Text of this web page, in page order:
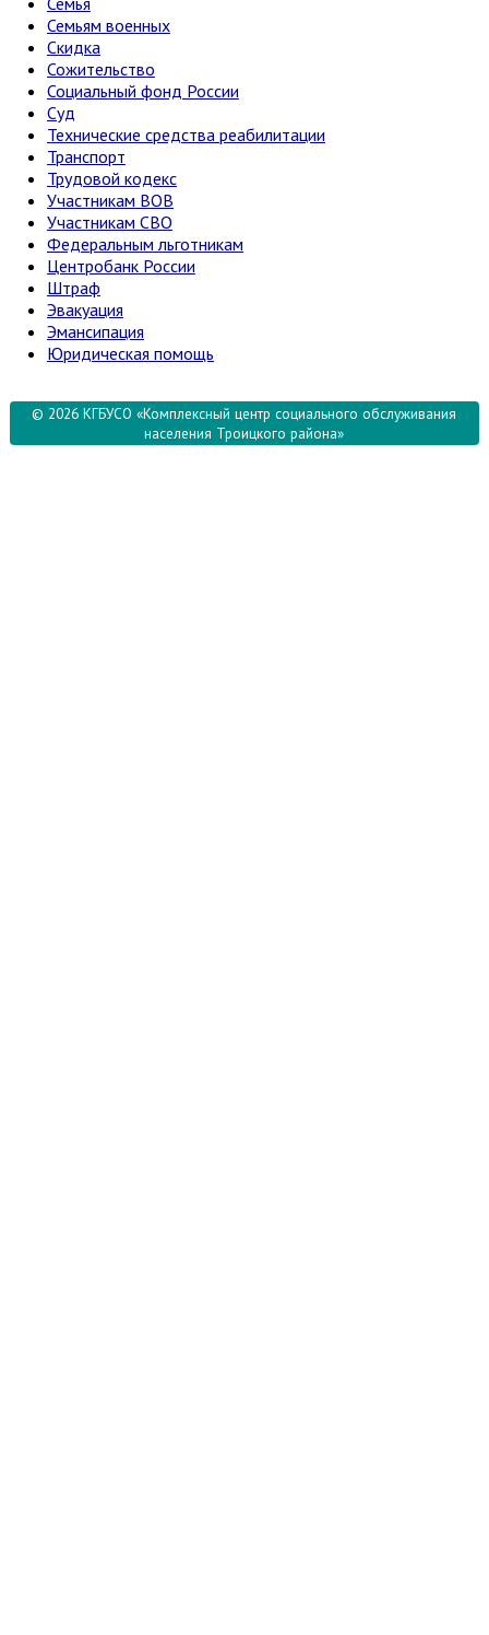
Семьям военных
Скидка
Сожительство
Социальный фонд России
Суд
Технические средства реабилитации
Транспорт
Трудовой кодекс
Участникам ВОВ
Участникам СВО
Федеральным льготникам
Центробанк России
Штраф
Эвакуация
Эмансипация
Юридическая помощь
© 2026 КГБУСО «Комплексный центр социального обслуживания
населения Троицкого района»